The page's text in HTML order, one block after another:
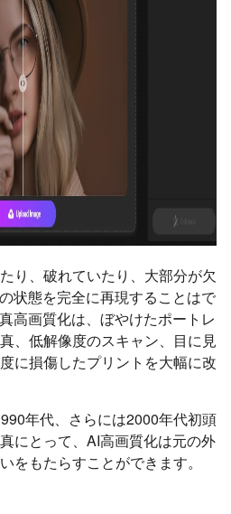
り、破れていたり、大部分が欠
状態を完全に再現することはで
高画質化は、ぼやけたポートレ
、低解像度のスキャン、目に見
に損傷したプリントを大幅に改
年代、さらには2000年代初頭
にとって、AI高画質化は元の外
をもたらすことができます。